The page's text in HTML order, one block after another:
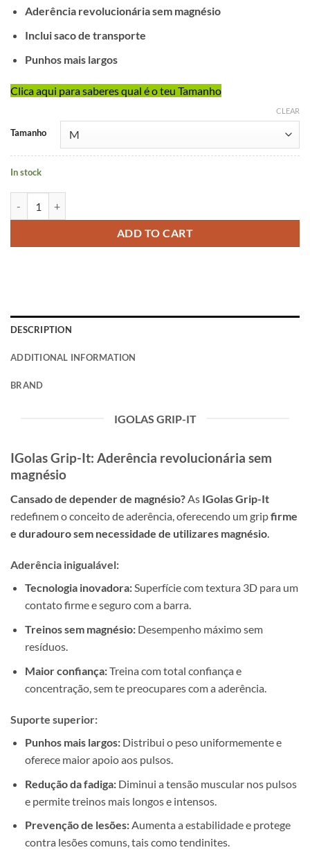
Aderência revolucionária sem magnésio
Inclui saco de transporte
Punhos mais largos
Clica aqui para saberes qual é o teu Tamanho
Tamanho
CLEAR
In stock
ADD TO CART
Alternative:
DESCRIPTION
ADDITIONAL INFORMATION
BRAND
IGOLAS GRIP-IT
IGolas Grip-It: Aderência revolucionária sem
magnésio
Cansado de depender de magnésio? As IGolas Grip-It
redefinem o conceito de aderência, oferecendo um gripfirme
e duradouro sem necessidade de utilizares magnésio
Aderência inigualável:
Tecnologia inovadora:Superfície com textura 3D para um
contato firme e seguro com a barra.
Treinos sem magnésio:Desempenho máximo sem
resíduos.
Maior confiança:Treina com total confiança e
concentração, sem te preocupares com a aderência.
Suporte superior:
Punhos mais largos:Distribui o peso uniformemente e
oferece maior apoio aos pulsos.
Redução da fadiga:Diminui a tensão muscular nos pulsos
e permite treinos mais longos e intensos.
Prevenção de lesões:Aumenta a estabilidade e protege
contra lesões comuns, tais como tendinites.